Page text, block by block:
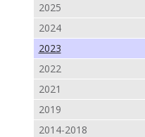
2025
2024
2023
2022
2021
2019
2014-2018